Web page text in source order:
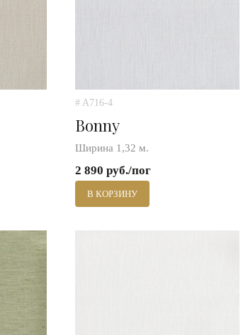
# A716-4
Bonny
Ширина 1,32 м.
2 890 руб./пог
В КОРЗИНУ